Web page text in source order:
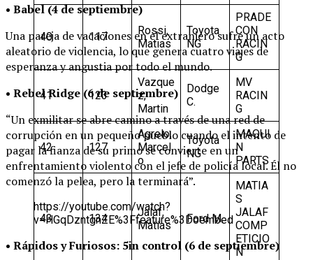
• Babel (4 de septiembre)
Una pareja de vacaciones en el extranjero sufre un acto
aleatorio de violencia, lo que genera cuatro viajes de
esperanza y angustia por todo el mundo.
• Rebel Ridge (6 de septiembre)
“Un exmilitar se abre camino a través de una red de
corrupción en un pequeño pueblo cuando el intento de
pagar la fianza de su primo se convierte en un
enfrentamiento violento con el jefe de policía local. Él no
comenzó la pelea, pero la terminará”.
https://youtube.com/watch?
v=HGqDzntgnZE%3Ffeature%3Doembed
• Rápidos y Furiosos: 5in control (6 de septiembre)
40 117
Rossi,
Matias
Toyota
NG
PRADE
CON
RACIN
G
41 123
Vazque
z,
Martin
Dodge
C.
MV
RACIN
G
42 127
Agrelo,
Marcel
o
Toyota
NG
MAQUI
N
PARTS
43 134
Jalaf,
Matias
Ford M.
MATIA
S
JALAF
COMP
ETICIO
N